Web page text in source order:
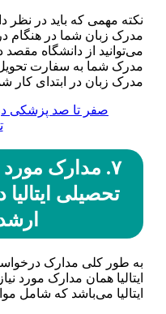
نکته مهمی که باید در نظر
مدرک زبان شما در هنگام
می‌توانید از دانشگاه
مدرک شما به سفارت تحویل
مدرک زبان در ابتدای کار
صفر تا صد پزشکی در
۷. مدارک مورد
تحصیلی
به طور کلی مدارک
ایتالیا همان مدارک مورد
ایتالیا می‌باشد که شامل